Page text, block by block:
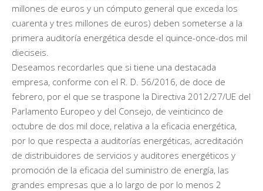
millones de euros y un cómputo general que exceda los
cuarenta y tres millones de euros) deben someterse a la
primera auditoría energética desde el quince-once-dos mil
dieciseis.
Deseamos recordarles que si tiene una destacada
empresa, conforme con el R. D. 56/2016, de doce de
febrero, por el que se traspone la Directiva 2012/27/UE del
Parlamento Europeo y del Consejo, de veinticinco de
octubre de dos mil doce, relativa a la eficacia energética,
por lo que respecta a auditorías energéticas, acreditación
de distribuidores de servicios y auditores energéticos y
promoción de la eficacia del suministro de energía, las
grandes empresas que a lo largo de por lo menos 2